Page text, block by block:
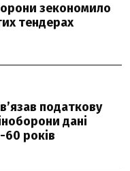
зекономило
тендерах
податкову
дані
60 років